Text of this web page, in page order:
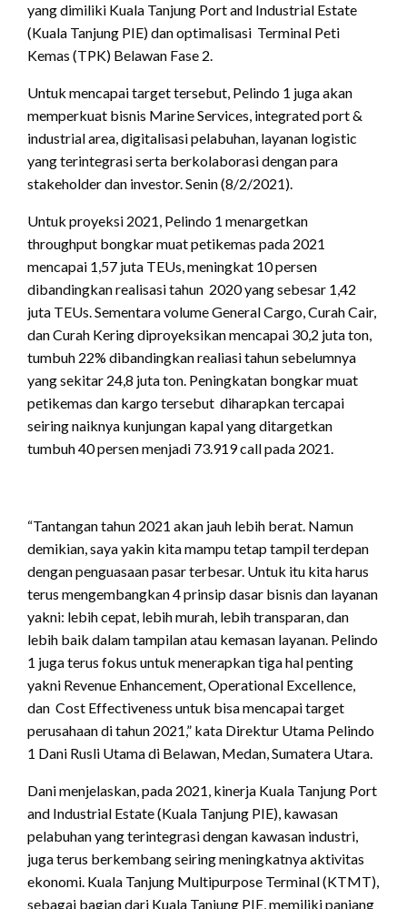
yang dimiliki Kuala Tanjung Port and Industrial Estate
(Kuala Tanjung PIE) dan optimalisasi Terminal Peti
Kemas (TPK) Belawan Fase 2.
Untuk mencapai target tersebut, Pelindo 1 juga akan
memperkuat bisnis Marine Services, integrated port &
industrial area, digitalisasi pelabuhan, layanan logistic
yang terintegrasi serta berkolaborasi dengan para
stakeholder dan investor. Senin (8/2/2021).
Untuk proyeksi 2021, Pelindo 1 menargetkan
throughput bongkar muat petikemas pada 2021
mencapai 1,57 juta TEUs, meningkat 10 persen
dibandingkan realisasi tahun 2020 yang sebesar 1,42
juta TEUs. Sementara volume General Cargo, Curah Cair,
dan Curah Kering diproyeksikan mencapai 30,2 juta ton,
tumbuh 22% dibandingkan realiasi tahun sebelumnya
yang sekitar 24,8 juta ton. Peningkatan bongkar muat
petikemas dan kargo tersebut diharapkan tercapai
seiring naiknya kunjungan kapal yang ditargetkan
tumbuh 40 persen menjadi 73.919 call pada 2021.
“Tantangan tahun 2021 akan jauh lebih berat. Namun
demikian, saya yakin kita mampu tetap tampil terdepan
dengan penguasaan pasar terbesar. Untuk itu kita harus
terus mengembangkan 4 prinsip dasar bisnis dan layanan
yakni: lebih cepat, lebih murah, lebih transparan, dan
lebih baik dalam tampilan atau kemasan layanan. Pelindo
1 juga terus fokus untuk menerapkan tiga hal penting
yakni Revenue Enhancement, Operational Excellence,
dan Cost Effectiveness untuk bisa mencapai target
perusahaan di tahun 2021,” kata Direktur Utama Pelindo
1 Dani Rusli Utama di Belawan, Medan, Sumatera Utara.
Dani menjelaskan, pada 2021, kinerja Kuala Tanjung Port
and Industrial Estate (Kuala Tanjung PIE), kawasan
pelabuhan yang terintegrasi dengan kawasan industri,
juga terus berkembang seiring meningkatnya aktivitas
ekonomi. Kuala Tanjung Multipurpose Terminal (KTMT),
sebagai bagian dari Kuala Tanjung PIE, memiliki panjang